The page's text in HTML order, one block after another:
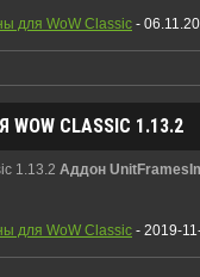
для WoW Classic -
WOW CLASSIC 1.13.2
1.13.2 Аддон
для WoW Classic - 2019-